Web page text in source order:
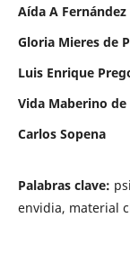
Aída A Fernández
Gloria Mieres de
Luis Enrique
Vida Maberino de
Carlos Sopena
Palabras clave:
envidia, material